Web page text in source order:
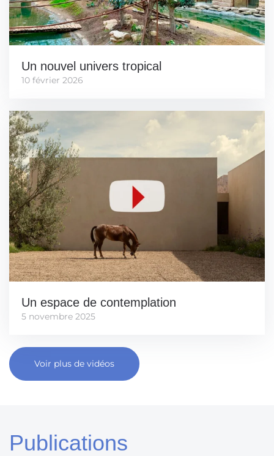
Un nouvel univers tropical
10 février 2026
Un espace de contemplation
5 novembre 2025
Voir plus de vidéos
Publications